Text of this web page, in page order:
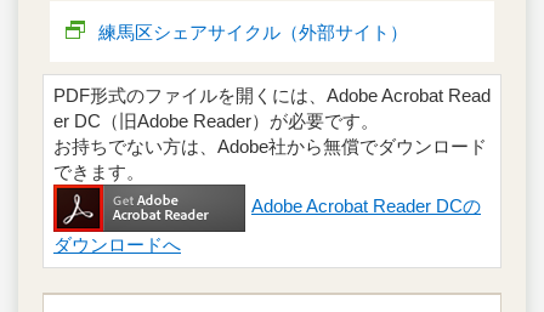
練馬区シェアサイクル（外部サイト）
PDF形式のファイルを開くには、Adobe Acrobat Read
er DC（旧Adobe Reader）が必要です。
お持ちでない方は、Adobe社から無償でダウンロード
できます。
Adobe Acrobat Reader DCの
ダウンロードへ